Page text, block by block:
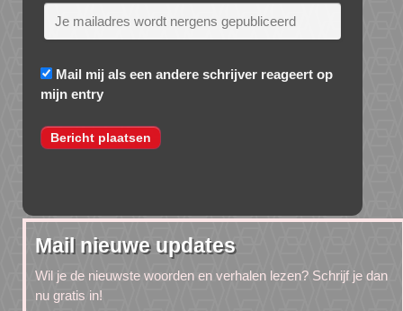
Mail mij als een andere schrijver reageert op
mijn entry
Mail nieuwe updates
Wil je de nieuwste woorden en verhalen lezen? Schrijf je dan
nu gratis in!